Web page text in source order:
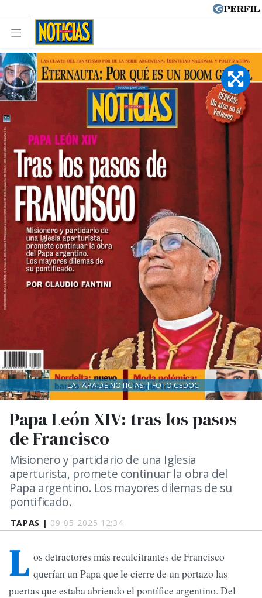
TAPAS | 09-05-2025 12:34
Papa León XIV: tras los pasos
de Francisco
Misionero y partidario de una Iglesia
aperturista, promete continuar la obra del
Papa argentino. Los mayores dilemas de su
pontificado.
LA TAPA DE NOTICIAS | FOTO:CEDOC
L os detractores más recalcitrantes de Francisco
querían un Papa que le cierre de un portazo las
puertas que estaba abriendo el pontífice argentino. Del